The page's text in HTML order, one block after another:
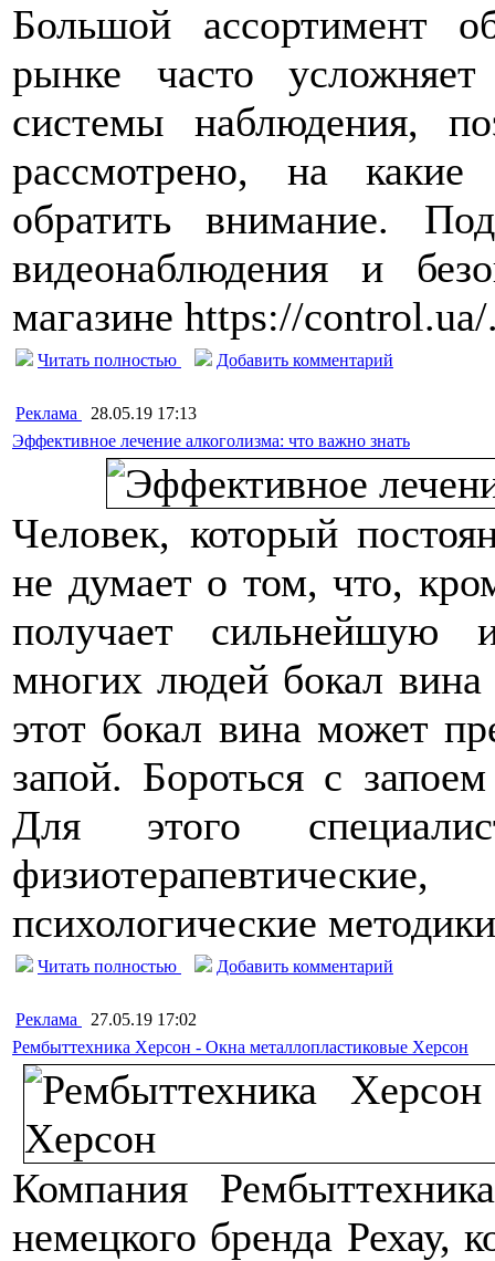
Большой ассортимент
рынке часто
системы наблюдения,
рассмотрено, на какие
обратить внимание.
видеонаблюдения и
магазине https://
Читать полностью Добавить комментарий
Реклама
28.05.19 17:13
Эффективное лечение алкоголизма: что важно знать
Человек, который
не думает о том, что,
получает сильнейшую
многих людей бокал
этот бокал вина может
запой. Бороться с
Для этого
психологические
Читать полностью Добавить комментарий
Реклама
27.05.19 17:02
Рембыттехника Херсон - Окна металлопластиковые Херсон
Компания
немецкого бренда Рехау,